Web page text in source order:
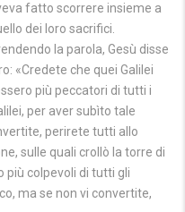
fatto scorrere insieme a
dei loro sacrifici.
la parola, Gesù disse
«Credete che quei Galilei
più peccatori di tutti i
per aver subìto tale
perirete tutti allo
sulle quali crollò la torre di
più colpevoli di tutti gli
ma se non vi convertite,